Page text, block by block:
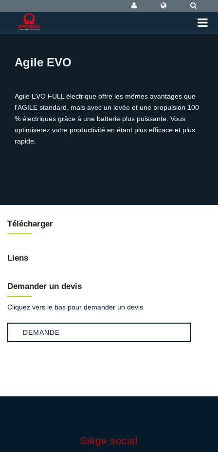
Agile EVO
Agile EVO FULL électrique offre les mêmes avantages que
l'AGILE standard, mais avec un levée et une propulsion 100
% électriques grâce à une batterie plus puissante. Vous
optimiserez votre productivité en étant plus efficace et plus
rapide.
Télécharger
Liens
Demander un devis
Cliquez vers le bas pour demander un devis
DEMANDE
Siège social